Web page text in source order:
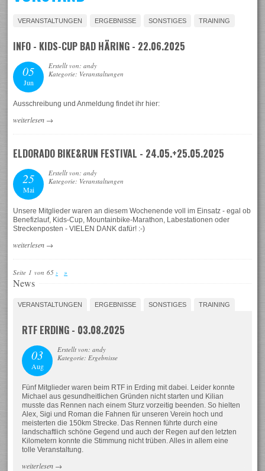
VERANSTALTUNGEN ERGEBNISSE SONSTIGES TRAINING
INFO - KIDS-CUP BAD HÄRING - 22.06.2025
05
Jun
Erstellt von: andy
Kategorie: Veranstaltungen
Ausschreibung und Anmeldung findet ihr hier:
weiterlesen →
ELDORADO BIKE&RUN FESTIVAL - 24.05.+25.05.2025
25
Mai
Erstellt von: andy
Kategorie: Veranstaltungen
Unsere Mitglieder waren an diesem Wochenende voll im Einsatz - egal ob
Benefizlauf, Kids-Cup, Mountainbike-Marathon, Labestationen oder
Streckenposten - VIELEN DANK dafür! :-)
weiterlesen →
Seite 1 von 65 › »
News
VERANSTALTUNGEN ERGEBNISSE SONSTIGES TRAINING
RTF ERDING - 03.08.2025
03
Aug
Erstellt von: andy
Kategorie: Ergebnisse
Fünf Mitglieder waren beim RTF in Erding mit dabei. Leider konnte
Michael aus gesundheitlichen Gründen nicht starten und Kilian
musste das Rennen nach einem Sturz vorzeitig beenden. So hielten
Alex, Sigi und Roman die Fahnen für unseren Verein hoch und
meisterten die 150km Strecke. Das Rennen führte durch eine
landschaftlich schöne Gegend und auch der Regen auf den letzten
Kilometern konnte die Stimmung nicht trüben. Alles in allem eine
tolle Veranstaltung.
weiterlesen →